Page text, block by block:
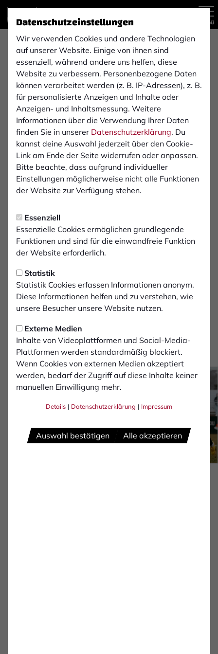
Datenschutzeinstellungen
Wir verwenden Cookies und andere Technologien
auf unserer Website. Einige von ihnen sind
essenziell, während andere uns helfen, diese
Website zu verbessern. Personenbezogene Daten
können verarbeitet werden (z. B. IP-Adressen), z. B.
für personalisierte Anzeigen und Inhalte oder
Anzeigen- und Inhaltsmessung. Weitere
Informationen über die Verwendung Ihrer Daten
finden Sie in unserer Datenschutzerklärung. Du
kannst deine Auswahl jederzeit über den Cookie-
Link am Ende der Seite widerrufen oder anpassen.
Bitte beachte, dass aufgrund individueller
Einstellungen möglicherweise nicht alle Funktionen
der Website zur Verfügung stehen.
Essenziell
Essenzielle Cookies ermöglichen grundlegende
Funktionen und sind für die einwandfreie Funktion
der Website erforderlich.
Statistik
Statistik Cookies erfassen Informationen anonym.
Diese Informationen helfen und zu verstehen, wie
unsere Besucher unsere Website nutzen.
Externe Medien
Inhalte von Videoplattformen und Social-Media-
Plattformen werden standardmäßig blockiert.
Wenn Cookies von externen Medien akzeptiert
werden, bedarf der Zugriff auf diese Inhalte keiner
manuellen Einwilligung mehr.
Details | Datenschutzerklärung | Impressum
Auswahl bestätigen Alle akzeptieren
Menü
Regionalliga West , 23. Spieltag
1. FC Bocholt
1. Mannschaft
1:2
(1:0) Bonner SC
1. Mannschaft
Übersicht Liveticker Aufstellung
Infos zum Spiel
Lars Bramkamp
Assistentin 1:
Nadine Westerhoff
Assistent 2:
Timo Ebbing
Zuschauer:
1683
Fotostrecke